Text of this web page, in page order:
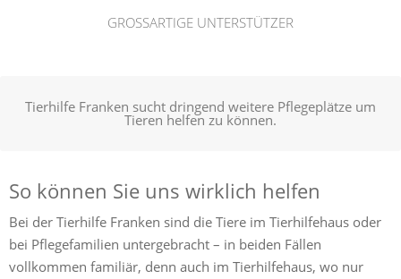
GROSSARTIGE UNTERSTÜTZER
Tierhilfe Franken sucht dringend weitere Pflegeplätze um
Tieren helfen zu können.
So können Sie uns wirklich helfen
Bei der Tierhilfe Franken sind die Tiere im Tierhilfehaus oder
bei Pflegefamilien untergebracht – in beiden Fällen
vollkommen familiär, denn auch im Tierhilfehaus, wo nur